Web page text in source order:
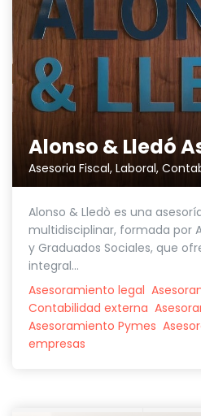
Alonso & Lledó
Alonso & Lledò es una
multidisciplinar, formada por
y Graduados Sociales, que
integral...
Asesoramiento legal
Contabilidad externa
Asesoramiento Pymes
empresas